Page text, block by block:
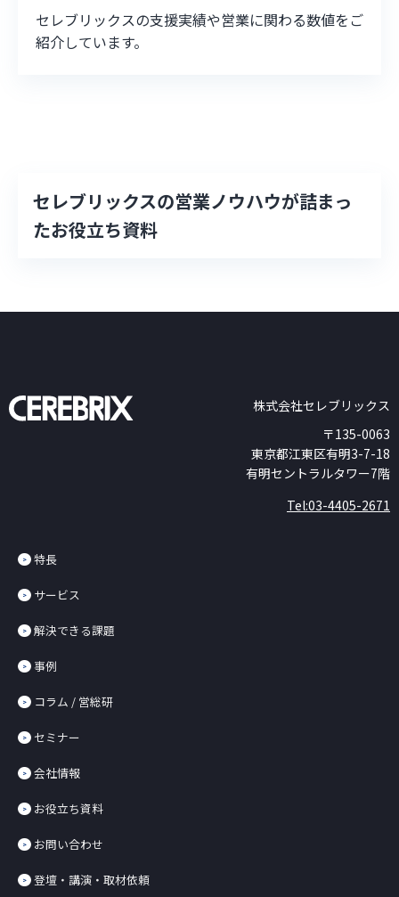
セレブリックスの支援実績や営業に関わる数値をご
紹介しています。
セレブリックスの営業ノウハウが詰まっ
たお役立ち資料
株式会社セレブリックス
〒135-0063
東京都江東区有明3-7-18
有明セントラルタワー7階
Tel:03-4405-2671
特長
サービス
解決できる課題
事例
コラム / 営総研
セミナー
会社情報
お役立ち資料
お問い合わせ
登壇・講演・取材依頼